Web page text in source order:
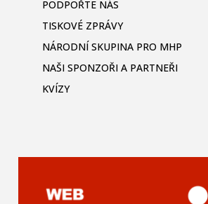
PODPOŘTE NÁS
TISKOVÉ ZPRÁVY
NÁRODNÍ SKUPINA PRO MHP
NAŠI SPONZOŘI A PARTNEŘI
KVÍZY